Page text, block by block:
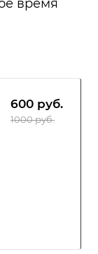
время
600 руб.
1000 руб.